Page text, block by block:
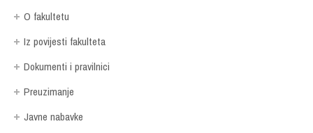
O fakultetu
Iz povijesti fakulteta
Dokumenti i pravilnici
Preuzimanje
Javne nabavke